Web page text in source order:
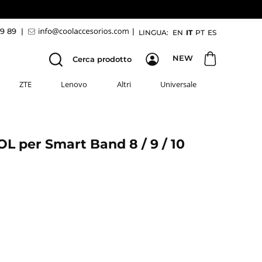
LINGUA: EN IT PT ES
89 | |
NEW
Cerca prodotto
ZTE Lenovo Altri Universale
per Smart Band 8 / 9 / 10